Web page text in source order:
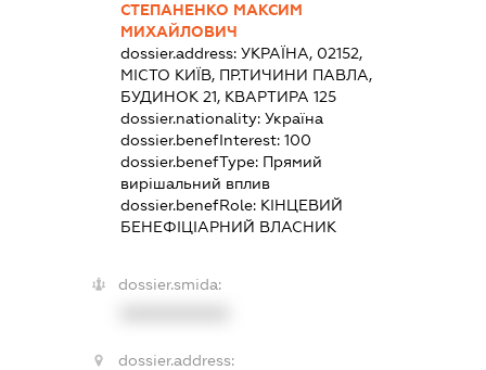
СТЕПАНЕНКО МАКСИМ
МИХАЙЛОВИЧ
dossier.address:УКРАЇНА, 02152,
МІСТО КИЇВ, ПР.ТИЧИНИ ПАВЛА,
БУДИНОК 21, КВАРТИРА 125
dossier.nationality:Україна
dossier.benefInterest:100
dossier.benefType: Прямий
вирішальний вплив
dossier.benefRole: КІНЦЕВИЙ
БЕНЕФІЦІАРНИЙ ВЛАСНИК
dossier.smida:
dossier.address: